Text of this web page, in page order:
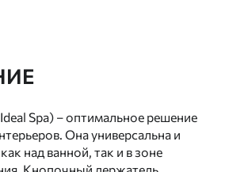
Spa) – оптимальное решение
Она универсальна и
над ванной, так и в зоне